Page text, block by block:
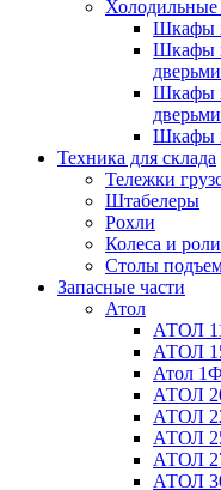
Шкафы
Шкафы
дверьми
Шкафы
дверьми
Шкафы
Техника для склада
Тележки
Штабелеры
Рохли
Колеса и
Столы
Запасные части
Атол
АТОЛ
АТОЛ
Атол 1Ф
АТОЛ
АТОЛ
АТОЛ
АТОЛ
АТОЛ